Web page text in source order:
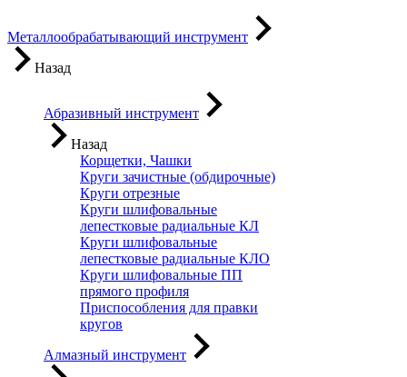
Металлообрабатывающий инструмент
Назад
Абразивный инструмент
Назад
Корщетки, Чашки
Круги зачистные (обдирочные)
Круги отрезные
Круги шлифовальные
лепестковые радиальные КЛ
Круги шлифовальные
лепестковые радиальные КЛО
Круги шлифовальные ПП
прямого профиля
Приспособления для правки
кругов
Алмазный инструмент